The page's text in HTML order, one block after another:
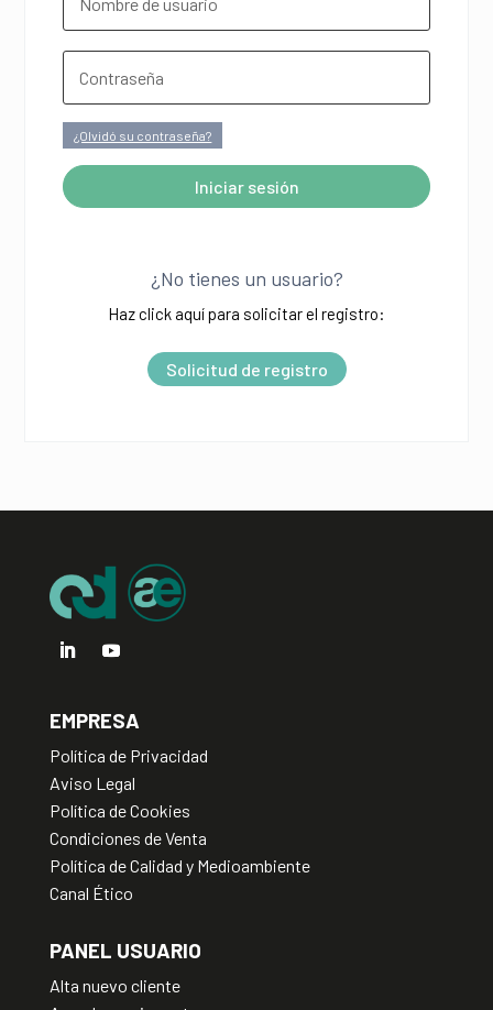
¿Olvidó su contraseña?
Iniciar sesión
:
¿No tienes un usuario?
Haz click aquí para solicitar el registro:
Solicitud de registro
EMPRESA
Política de Privacidad
Aviso Legal
Política de Cookies
Condiciones de Venta
Política de Calidad y Medioambiente
Canal Ético
PANEL USUARIO
Alta nuevo cliente